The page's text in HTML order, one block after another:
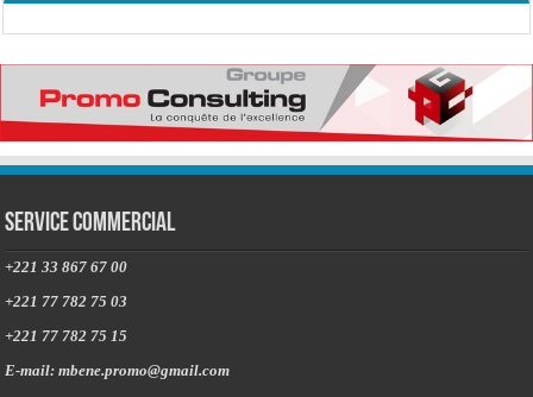
Service commercial
+221 33 867 67 00
+221 77 782 75 03
+221 77 782 75 15
E-mail: mbene.promo@gmail.com